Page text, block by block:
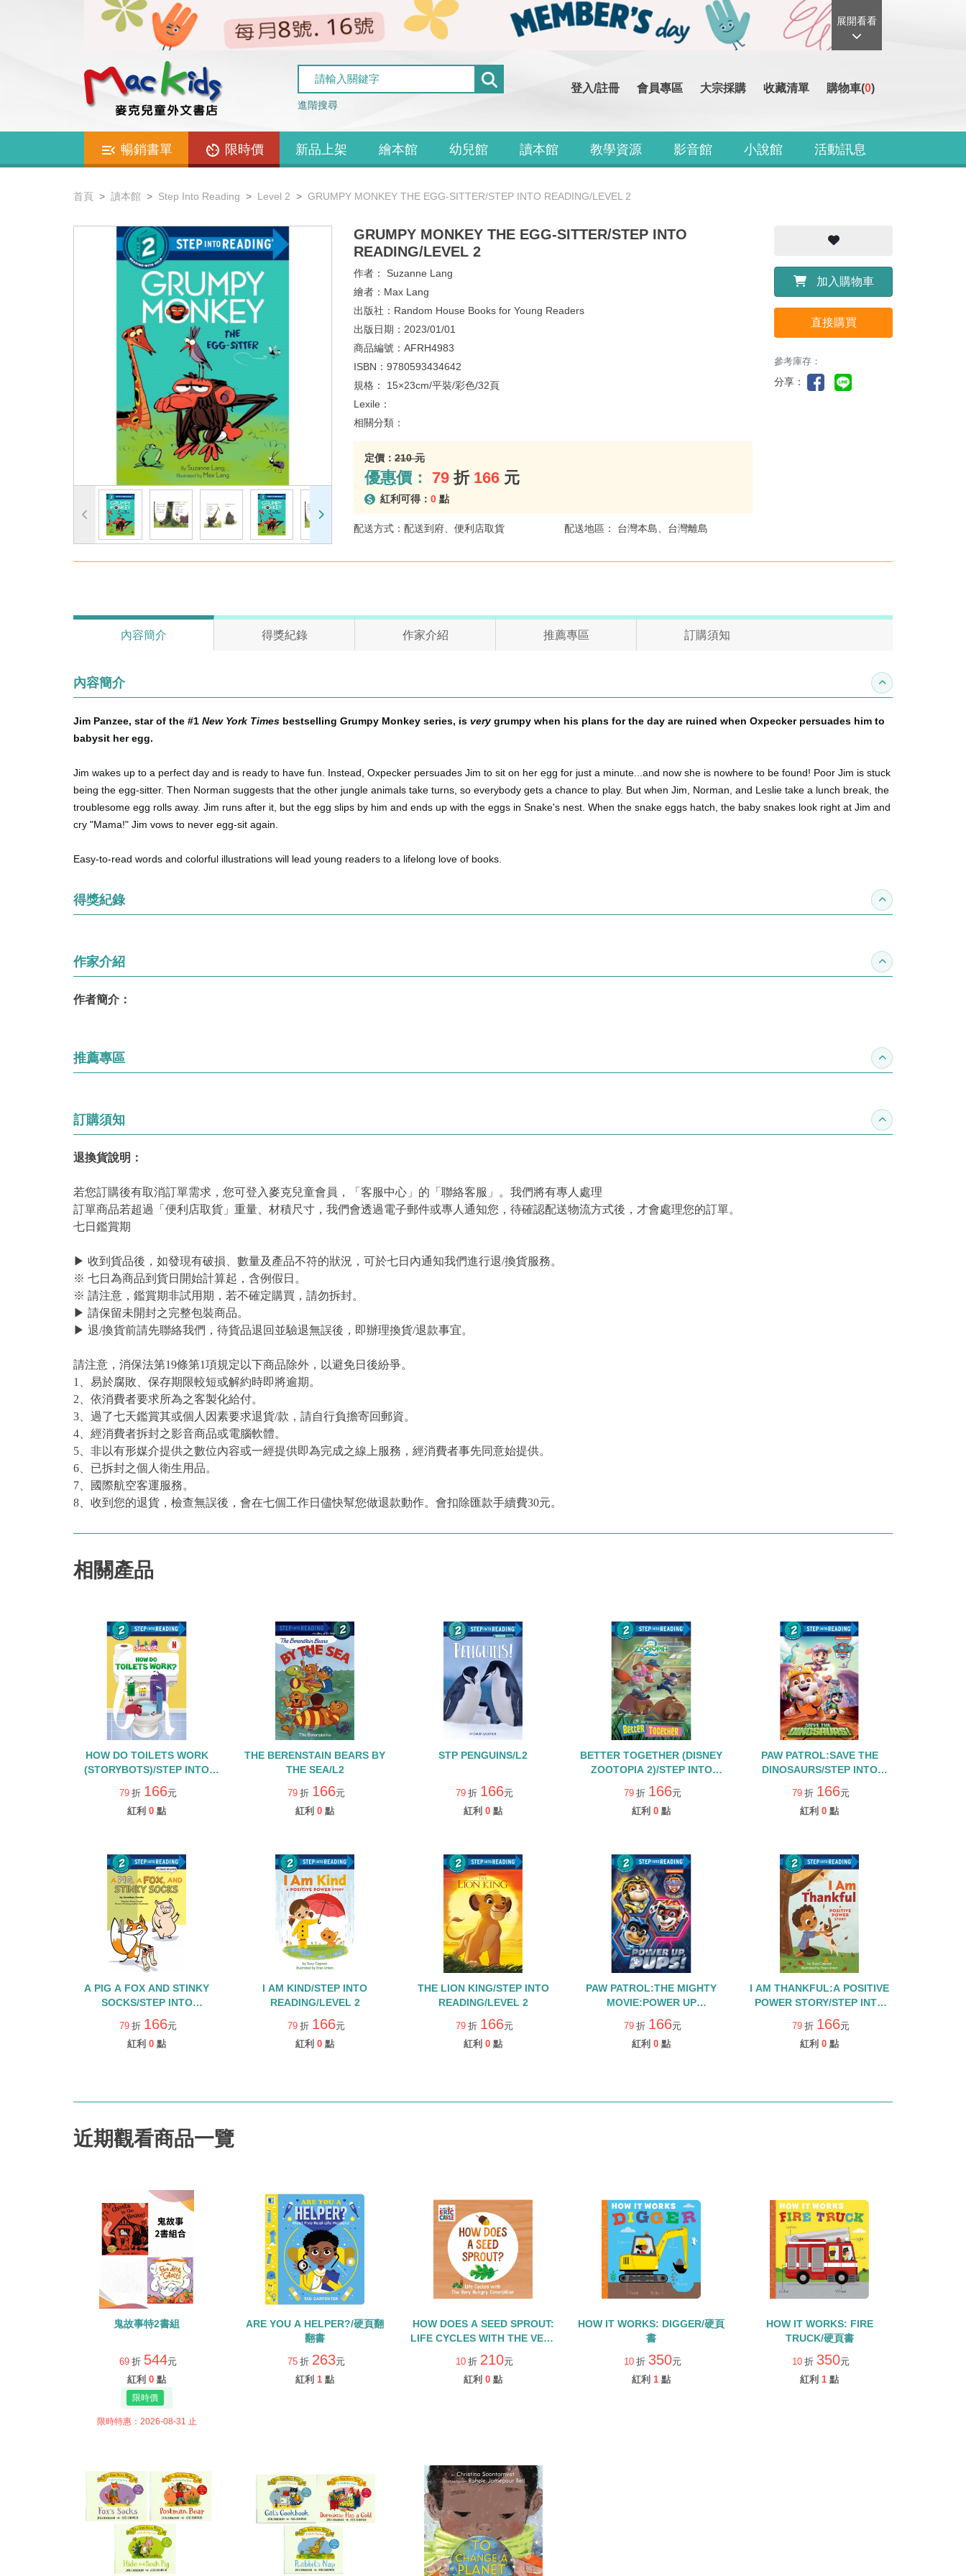
展開看看
進階搜尋
登入/註冊 會員專區 大宗採購 收藏清單 購物車(0)
暢銷書單 限時價 新品上架 繪本館 幼兒館 讀本館 教學資源 影音館 小說館 活動訊息
首頁 讀本館 Step Into Reading Level 2 GRUMPY MONKEY THE EGG-SITTER/STEP INTO READING/LEVEL 2
GRUMPY MONKEY THE EGG-SITTER/STEP INTO
READING/LEVEL 2
作者： Suzanne Lang
繪者： Max Lang
出版社： Random House Books for Young Readers
出版日期： 2023/01/01
商品編號： AFRH4983
ISBN： 9780593434642
規格： 15×23cm/平裝/彩色/32頁
Lexile：
相關分類：
定價： 210 元
優惠價： 79 折 166 元
紅利可得： 0 點
配送方式：配送到府、便利店取貨 配送地區： 台灣本島、台灣離島
加入購物車
直接購買
參考庫存：
分享：
內容簡介 得獎紀錄 作家介紹 推薦專區 訂購須知
內容簡介 收合內容簡介
Jim Panzee, star of the #1 New York Times bestselling Grumpy Monkey series, is verygrumpy when his plans for the day are ruined when Oxpecker persuades him to
babysit her egg.
Jim wakes up to a perfect day and is ready to have fun. Instead, Oxpecker persuades Jim to sit on her egg for just a minute...and now she is nowhere to be found! Poor Jim is stuck
being the egg-sitter. Then Norman suggests that the other jungle animals take turns, so everybody gets a chance to play. But when Jim, Norman, and Leslie take a lunch break, the
troublesome egg rolls away. Jim runs after it, but the egg slips by him and ends up with the eggs in Snake's nest. When the snake eggs hatch, the baby snakes look right at Jim and
cry "Mama!" Jim vows to never egg-sit again.
Easy-to-read words and colorful illustrations will lead young readers to a lifelong love of books.
得獎紀錄 收合得獎紀錄
作家介紹 收合作家介紹
作者簡介：
推薦專區 收合推薦專區
訂購須知 收合訂購須知
退換貨說明：
若您訂購後有取消訂單需求，您可登入麥克兒童會員，「客服中心」的「聯絡客服」。我們將有專人處理
訂單商品若超過「便利店取貨」重量、材積尺寸，我們會透過電子郵件或專人通知您，待確認配送物流方式後，才會處理您的訂單。
七日鑑賞期
▶ 收到貨品後，如發現有破損、數量及產品不符的狀況，可於七日內通知我們進行退/換貨服務。
※ 七日為商品到貨日開始計算起，含例假日。
※ 請注意，鑑賞期非試用期，若不確定購買，請勿拆封。
▶ 請保留未開封之完整包裝商品。
▶ 退/換貨前請先聯絡我們，待貨品退回並驗退無誤後，即辦理換貨/退款事宜。
請注意，消保法第19條第1項規定以下商品除外，以避免日後紛爭。
1、易於腐敗、保存期限較短或解約時即將逾期。
2、依消費者要求所為之客製化給付。
3、過了七天鑑賞其或個人因素要求退貨/款，請自行負擔寄回郵資。
4、經消費者拆封之影音商品或電腦軟體。
5、非以有形媒介提供之數位內容或一經提供即為完成之線上服務，經消費者事先同意始提供。
6、已拆封之個人衛生用品。
7、國際航空客運服務。
8、收到您的退貨，檢查無誤後，會在七個工作日儘快幫您做退款動作。會扣除匯款手續費30元。
相關產品
HOW DO TOILETS WORK
(STORYBOTS)/STEP INTO
READING/L2
79 折 166元
紅利 0 點
THE BERENSTAIN BEARS BY
THE SEA/L2
79 折 166元
紅利 0 點
STP PENGUINS/L2
79 折 166元
紅利 0 點
BETTER TOGETHER (DISNEY
ZOOTOPIA 2)/STEP INTO
READING/L2
79 折 166元
紅利 0 點
PAW PATROL:SAVE THE
DINOSAURS/STEP INTO
READING/LEVEL 2
79 折 166元
紅利 0 點
A PIG A FOX AND STINKY
SOCKS/STEP INTO
READING/LEVEL 2
79 折 166元
紅利 0 點
I AM KIND/STEP INTO
READING/LEVEL 2
79 折 166元
紅利 0 點
THE LION KING/STEP INTO
READING/LEVEL 2
79 折 166元
紅利 0 點
PAW PATROL:THE MIGHTY
MOVIE:POWER UP
PUPS!/STEP INTO
READING/LEVEL 2
79 折 166元
紅利 0 點
I AM THANKFUL:A POSITIVE
POWER STORY/STEP INTO
READING/LEVEL 2
79 折 166元
紅利 0 點
近期觀看商品一覽
鬼故事特2書組
69 折 544元
紅利 0 點
限時特惠：2026-08-31 止
ARE YOU A HELPER?/硬頁翻
翻書
75 折 263元
紅利 1 點
HOW DOES A SEED SPROUT:
LIFE CYCLES WITH THE VERY
HUNGRY CATERPILLAR/硬頁
書
10 折 210元
紅利 0 點
HOW IT WORKS: DIGGER/硬頁
書
10 折 350元
紅利 1 點
HOW IT WORKS: FIRE
TRUCK/硬頁書
10 折 350元
紅利 1 點